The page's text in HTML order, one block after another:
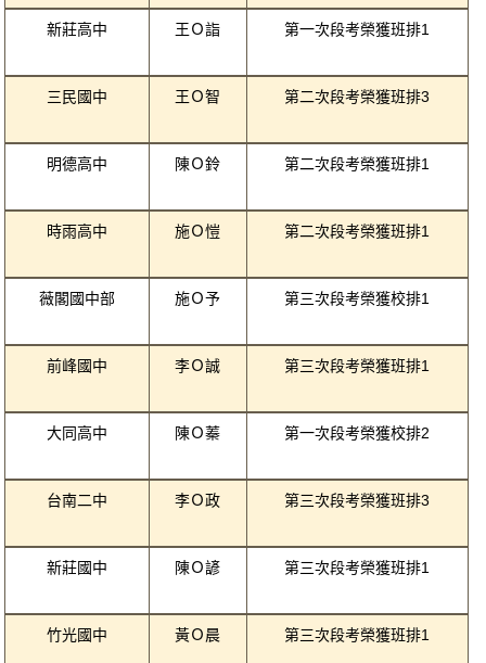
新莊高中 王Ｏ詣 第一次段考榮獲班排1
三民國中 王Ｏ智 第二次段考榮獲班排3
明德高中 陳Ｏ鈴 第二次段考榮獲班排1
時雨高中 施Ｏ愷 第二次段考榮獲班排1
薇閣國中部 施Ｏ予 第三次段考榮獲校排1
前峰國中 李Ｏ誠 第三次段考榮獲班排1
大同高中 陳Ｏ蓁 第一次段考榮獲校排2
台南二中 李Ｏ政 第三次段考榮獲班排3
新莊國中 陳Ｏ諺 第三次段考榮獲班排1
竹光國中 黃Ｏ晨 第三次段考榮獲班排1